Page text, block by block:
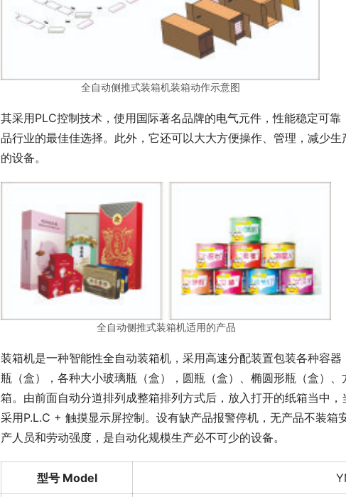
全自动侧推式装箱机装箱动作示意图
其采用PLC控制技术，使用国际著名品牌的电气元件，性能稳定可
品行业的最佳佳选择。此外，它还可以大大方便操作、管理，减少
的设备。
全自动侧推式装箱机适用的产品
装箱机是一种智能性全自动装箱机，采用高速分配装置包装各种容
瓶（盒），各种大小玻璃瓶（盒），圆瓶（盒）、椭圆形瓶（盒）
箱。由前面自动分道排列成整箱排列方式后，放入打开的纸箱当中
采用P.L.C + 触摸显示屏控制。设有缺产品报警停机，无产品不装箱
产人员和劳动强度，是自动化规模生产必不可少的设备。
型号 Model